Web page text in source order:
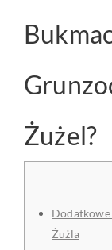
Żużel?
Żużla